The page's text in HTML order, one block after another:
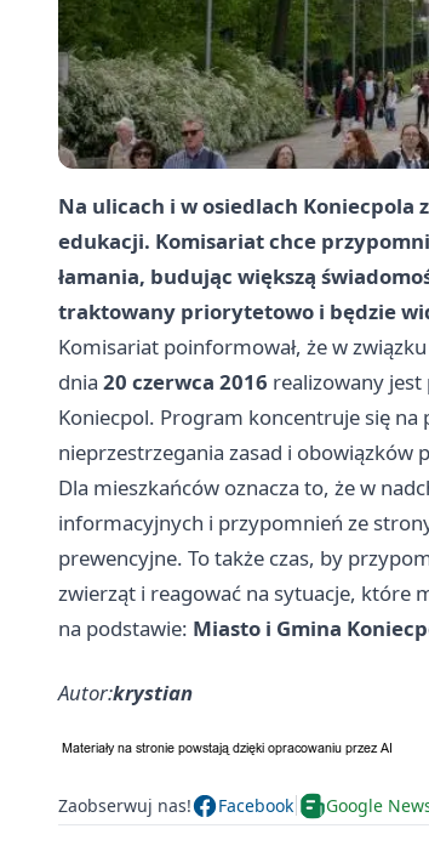
Na ulicach i w osiedlach
edukacji. Komisariat chce
łamania, budując większą
traktowany priorytetowo i będzie
Komisariat poinformował, że w
dnia 20 czerwca 2016 realizowany jest
Koniecpol. Program koncentruje się
nieprzestrzegania zasad i obowiązków
Dla mieszkańców oznacza to, że w
informacyjnych i przypomnień ze
prewencyjne. To także czas, by
zwierząt i reagować na sytuacje, które
na podstawie: Miasto i Gmina
Autor:krystian
Zaobserwuj nas! Facebook Google